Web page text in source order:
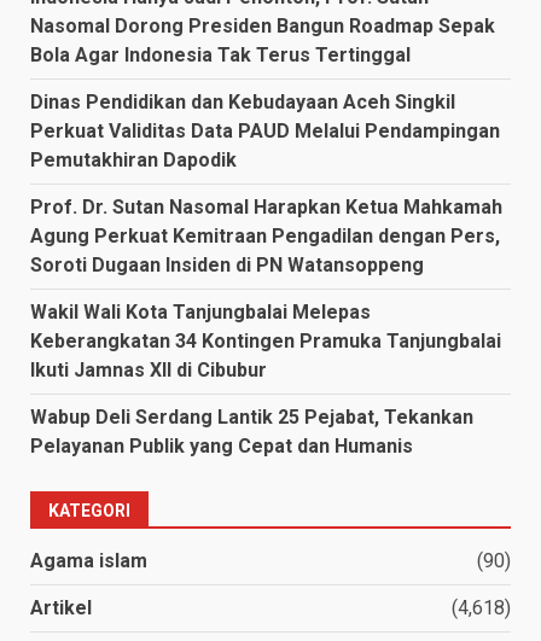
Nasomal Dorong Presiden Bangun Roadmap Sepak
Bola Agar Indonesia Tak Terus Tertinggal
Dinas Pendidikan dan Kebudayaan Aceh Singkil
Perkuat Validitas Data PAUD Melalui Pendampingan
Pemutakhiran Dapodik
Prof. Dr. Sutan Nasomal Harapkan Ketua Mahkamah
Agung Perkuat Kemitraan Pengadilan dengan Pers,
Soroti Dugaan Insiden di PN Watansoppeng
Wakil Wali Kota Tanjungbalai Melepas
Keberangkatan 34 Kontingen Pramuka Tanjungbalai
Ikuti Jamnas XII di Cibubur
Wabup Deli Serdang Lantik 25 Pejabat, Tekankan
Pelayanan Publik yang Cepat dan Humanis
KATEGORI
Agama islam (90)
Artikel (4,618)